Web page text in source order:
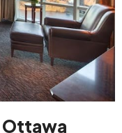
Ottawa